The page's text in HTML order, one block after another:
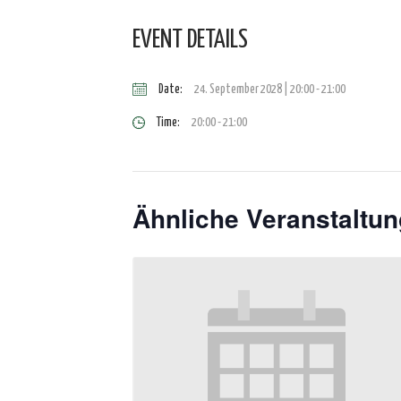
EVENT DETAILS
Date: 24. September 2028 | 20:00-21:00
Time: 20:00 - 21:00
Ähnliche